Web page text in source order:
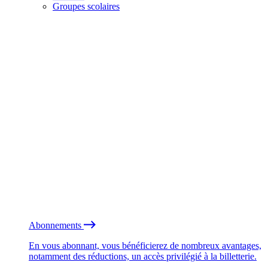
Groupes scolaires
Abonnements
En vous abonnant, vous bénéficierez de nombreux avantages,
notamment des réductions, un accès privilégié à la billetterie.